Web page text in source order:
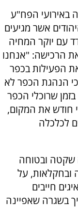
באירועי הפח"ע
אשר מגיעים
עם יוקר המחיה
הרכישה: "אנחנו
הפעילות בכפר
כי הנהגת הכפר לא
שרוכלי הכפר
חודש את המקום,
לכלכלה
שקטה ובטוחה
ובחקלאות, על
חייבים
בשגרה שאפיינה